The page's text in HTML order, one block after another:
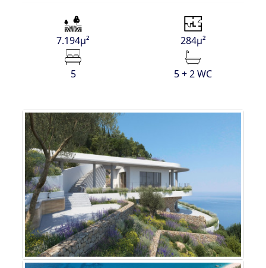
7.194μ² 284μ²
5 5 + 2 WC